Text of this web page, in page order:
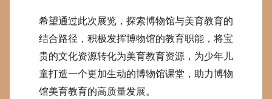
希望通过此次展览，探索博物馆与美育教育的
结合路径，积极发挥博物馆的教育职能，将宝
贵的文化资源转化为美育教育资源，为少年儿
童打造一个更加生动的博物馆课堂，助力博物
馆美育教育的高质量发展。